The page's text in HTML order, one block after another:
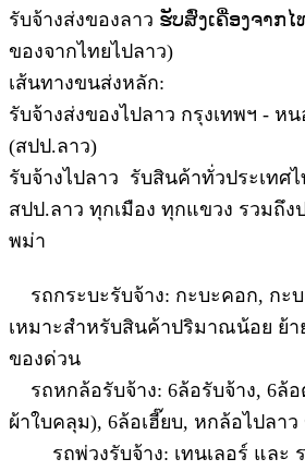
รับจ้างส่งของลาว ຮັບສົ່ງເຄື່ອງຈາກ
ของจากไทยไปลาว)
เส้นทางขนส่งหลัก:
รับจ้างส่งของไปลาว กรุงเทพฯ - ห
(สปป.ลาว)
รับจ้างไปลาว รับสินค้าทั่วประเทศไ
สปป.ลาว ทุกเมือง ทุกแขวง รวมถึง
พม่า
รถกระบะรับจ้าง: กะบะคอก, กะ
เหมาะสำหรับสินค้าปริมาณน้อย ย้
ของด่วน
รถหกล้อรับจ้าง: 6ล้อรับจ้าง, 6ล้
ผ้าใบคลุม), 6ล้อเฮี๊ยบ, หกล้อไปลา
รถพ่วงรับจ้าง: เทนเลอร์ และ ร